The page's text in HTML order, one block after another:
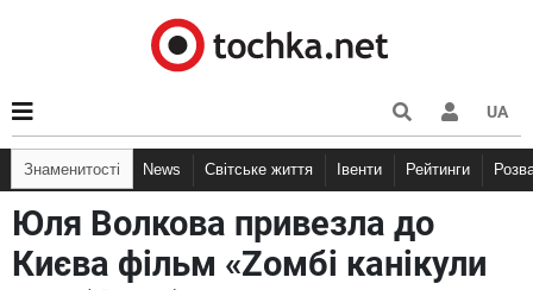
UA
Знаменитості News Світське життя Івенти Рейтинги
Юля Волкова привезла до
Києва фільм «Zомбі канікули